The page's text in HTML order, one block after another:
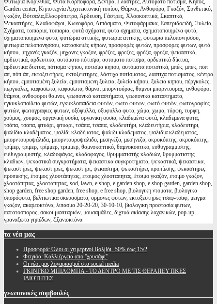
Φυτώρια Κορινθίας, Φυτά Καρποφόρα, Δέντρα, Γλάστρες, Αυτόματο πότισμα, Κήπος,
Garden center, Κηποτεχνία Αρχιτεκτονική τοπίου, Θάμνοι, Ανθοφόρα, Γκαζόν, Συνθετικό,
γκαζόν, Βότσαλα,Ελαφρόπετρα, Αρδευση, Γάστρες, Χλοοκοπτικά, Σκαπτικά,
Ψεκαστήρες, Κλαδοφάγοι, Κωνοφόρα, Λιπάσματα, Φυτοφάρμακα, Εσπεριδοειδή, Ξυλεία,
Σχήματα, τοπιάρια, τοπιαρια, φυτά σχήματα, φυτα σχηματα, σχηματοποιημένα φυτά,
σχηματοποιημενα φυτα, φυτώρια αττικής, φυτωρια αττικης, φυτωρια πελοπονησσου,
φυτωρια πελοπονησσου, κατασκευές κήπων, προσφορές φυτών, προσφορες φυτων, φυτά
κήπου, μηχανές γκαζόν, μηχανες γκαζον, φρέζες, φρεζες, φρέζα, φρεζα, ψεκαστικά,
αρδευτικά, αρδευτικα, αυτόματο πότισμα, αυτοματο ποτισμα, αρδευτικά δίκτυα,
αρδευτικα δικτυα, πότισμα κήπου, ποτισμα κηπου, αυτόματα ποτιστικά, μπέκ, μπεκ, ποπ
απ, πόπ άπ, εκτοξευτήρες, εκτοξευτηρες, λάστιχα ποτίσματος, λαστιχα ποτισματος, κέντρα
κήπου, εμποτισμένη ξυλεία, εμποτισμενη ξυλεια, ξυλεία κήπου, ξυλεια κηπου, πέργκολες,
περγκολες, καφασωτά, καφασωτα, θάμνοι μπορντούρας, θαμνοι μπορντουρας, ανθοφόροι
θάμνοι, ανθοφοροι θαμνοι, γεωπονικά καταστήματα, γεωπονικα καταστηματα,
εγκυκλοπαίδεια φυτών, εγκυκλοπαιδεια φυτών, φωτο φυτων, φωτό φυτών, φωτογραφίες
φυτών, φωτογραφιες φυτων, οξύφυλλα, οξυφυλλα φυτα, χώμα, χωμα, τύρφη, τυρφη,
χούμος, χουμος, οργανική ουσία, οργανικη ουσια, κλαδεμένα φυτά, κλαδεμενα φυτα,
τσάπα, τσαπα, φτυάρι, φτυαρι, τσάπα, τσαπα, κλαδευτήρι, κλαδευτήρια, κλαδευτηρι,
ψαλίδια κλαδέματος, ψαλίδι κλαδέματος, ψαλιδι κλαδεματος, ψαλιδια κλαδεματος,
μπορντουροψάλιδα, μπορντουροψαλιδο, μεσηνέζα, μεσηνεζα, ακροκόπτης, ακροκόπτης,
τρίμερ, τριμερ, τρίμμερ, τριμμερ, θαμνοκοπτικό, θαμνοκοπτικο, ευθυγραμμιστης,
ευθυγραμμιστής, κλαδοφάγος, κλαδοφαγος, θρυμματιστής κλαδιών, θρυμματιστης
κλαδιων, ψεκαστικά συγκροτήματα, ψεκαστικα συγκροτηματα, ψεκαστικά, ψεκαστικα,
ψεκαστήρες, ψεκαστηρες, ψεκαστήρι, ψεκαστηρι, ψεκαστήρες προπίεσης, ψεκαστηρες
προπιεσης, έτοιμος χλοοτάπητας, ετοιμος χλοοταπητας, έτοιμο γκαζόν, ετοιμο γκαζον,
χλοοτάπητας, χλοοταπητας, sod, lawn, e shop, e garden shop, e shop garden, garden shop,
shop garden, free shop garden, free shop, e free shop, βιολογικη ντοματα, βιολογικα
σπορόφυτα, βελτιωτικα σκευασματα, ορμονες φυτων, εκτοξευτηρες τσαφ-τσαφ, μειγμα
γκαζον, ακαρεοκτόνα, λιπασμα 20-20-20, 30-10-10, βιολογικη προστασία φυτων,
πατατοσπορος, σακοι μανιταριών, μουσαμάδες, διχτυά σκίασης λαχανικών, pop-up
γραναζωτα γηπέδων, ζιζανιοκτόνα
τα νέα μας
Προσφορά: Όλοι οι χειμερινοί Βολβόι -50% έως 15/2
Φειγιόα: Καλλιέργεια απο ''χρυσάφι''
Oι νέοι μας λογαριασμοί στα social media
ΓΚΙΝΓΚΟ ΜΠΙΛΟΜΠΑ - ΤΟ ΔΕΝΤΡΟ ΜΕ ΤΙΣ ΘΕΡΑΠΕΥΤΙΚΕΣ
ΙΔΙΟΤΗΤΕΣ
γεωπονικές συμβουλές